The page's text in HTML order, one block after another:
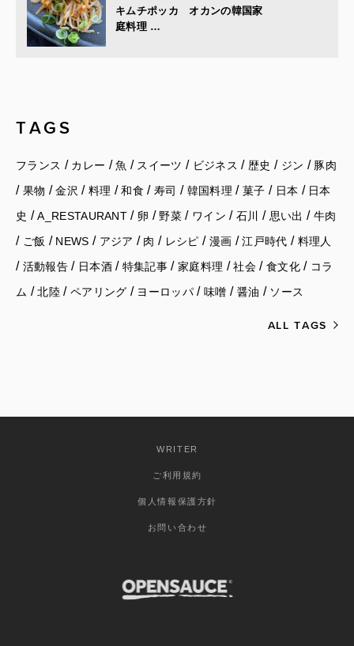
キムチポッカ オカンの韓国家
庭料理 …
TAGS
フランス / カレー /魚 / スイーツ / ビジネス / 歴史 / ジン / 豚肉
/ 果物 /金沢 / 料理 /和食 /寿司 / 韓国料理 / 菓子 / 日本 / 日本
史 /A_RESTAURANT / 卵 / 野菜 / ワイン / 石川 / 思い出 / 牛肉
/ ご飯 / NEWS / アジア / 肉 / レシピ / 漫画 /江戸時代 / 料理人
/ 活動報告/ 日本酒/ 特集記事 /家庭料理 /社会/ 食文化/ コラ
ム /北陸/ ペアリング / ヨーロッパ /味噌 / 醤油 / ソース
ALL TAGS
WRITER
ご利用規約
個人情報保護方針
お問い合わせ